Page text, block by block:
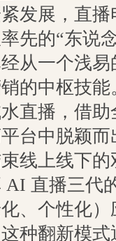
发展，直
先的“东说
从一个浅
的中枢技
直播，借
台中脱颖
线上线下的
直播三代
化、个性化
种翻新模